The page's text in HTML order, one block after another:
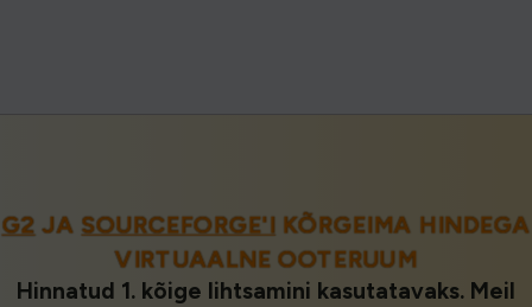
G2JASOURCEFORGE'I KÕRGEIMA HINDEGA
VIRTUAALNE OOTERUUM
Hinnatud 1. kõige lihtsamini kasutatavaks. Meil